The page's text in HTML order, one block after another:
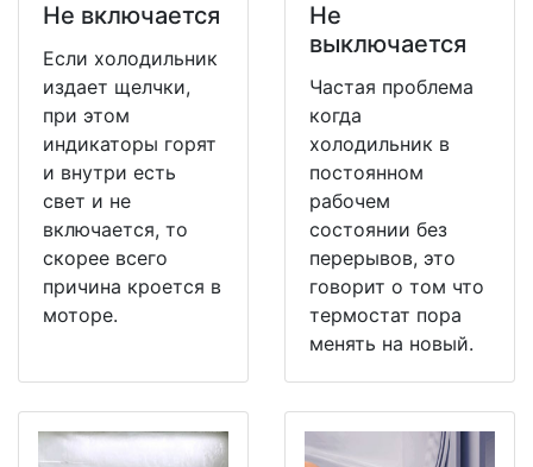
Не включается
Если холодильник
издает щелчки,
при этом
индикаторы горят
и внутри есть
свет и не
включается, то
скорее всего
причина кроется в
моторе.
Не
выключается
Частая проблема
когда
холодильник в
постоянном
рабочем
состоянии без
перерывов, это
говорит о том что
термостат пора
менять на новый.